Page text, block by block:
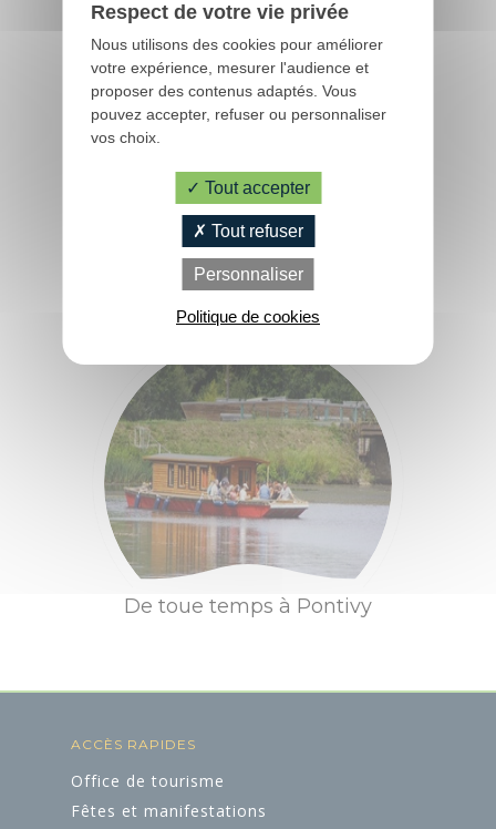
Loisirs à deux pas
Aires de jeux pour
petits et grands
Pratique
Office de
Tourisme
Contactez-nous
Brochures
Accès et
transports
Boutique
Groupes et
Accueil Vélo
Agenda
Centre équestre l'Être Cheval à
Camors
De toue temps à Pontivy
ACCÈS RAPIDES
Office de tourisme
Fêtes et manifestations
Respect de votre vie privée
Nous utilisons des cookies pour améliorer
votre expérience, mesurer l'audience et
proposer des contenus adaptés. Vous
pouvez accepter, refuser ou personnaliser
vos choix.
Tout accepter
Tout refuser
Personnaliser
Politique de cookies